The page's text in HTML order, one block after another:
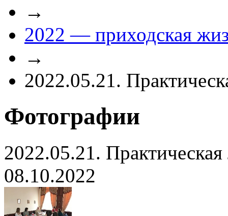
→
2022 — приходская
→
2022.05.21.
Фотографии
2022.05.21.
08.10.2022